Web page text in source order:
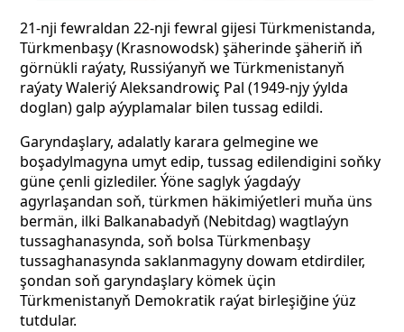
21-nji fewraldan 22-nji fewral gijesi Türkmenistanda,
Türkmenbaşy (Krasnowodsk) şäherinde şäheriň iň
görnükli raýaty, Russiýanyň we Türkmenistanyň
raýaty Waleriý Aleksandrowiç Pal (1949-njy ýylda
doglan) galp aýyplamalar bilen tussag edildi.
Garyndaşlary, adalatly karara gelmegine we
boşadylmagyna umyt edip, tussag edilendigini soňky
güne çenli gizlediler. Ýöne saglyk ýagdaýy
agyrlaşandan soň, türkmen häkimiýetleri muňa üns
bermän, ilki Balkanabadyň (Nebitdag) wagtlaýyn
tussaghanasynda, soň bolsa Türkmenbaşy
tussaghanasynda saklanmagyny dowam etdirdiler,
şondan soň garyndaşlary kömek üçin
Türkmenistanyň Demokratik raýat birleşiğine ýüz
tutdular.